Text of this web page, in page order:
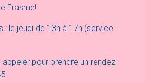
Erasme!
: le jeudi de 13h à 17h (service
appeler pour prendre un rendez-